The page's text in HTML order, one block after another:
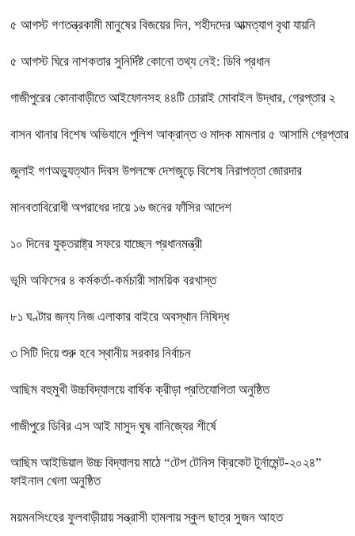
৫ আগস্ট গণতন্ত্রকামী মানুষের বিজয়ের দিন, শহীদদের আত্মত্যাগ বৃথা যায়নি
৫ আগস্ট ঘিরে নাশকতার সুনির্দিষ্ট কোনো তথ্য নেই: ডিবি প্রধান
গাজীপুরের কোনাবাড়ীতে আইফোনসহ ৪৪টি চোরাই মোবাইল উদ্ধার, গ্রেপ্তার ২
বাসন থানার বিশেষ অভিযানে পুলিশ আক্রান্ত ও মাদক মামলার ৫ আসামি গ্রেপ্তার
জুলাই গণঅভ্যুত্থান দিবস উপলক্ষে দেশজুড়ে বিশেষ নিরাপত্তা জোরদার
মানবতাবিরোধী অপরাধের দায়ে ১৬ জনের ফাঁসির আদেশ
১০ দিনের যুক্তরাষ্ট্র সফরে যাচ্ছেন প্রধানমন্ত্রী
ভূমি অফিসের ৪ কর্মকর্তা-কর্মচারী সাময়িক বরখাস্ত
৮১ ঘণ্টার জন্য নিজ এলাকার বাইরে অবস্থান নিষিদ্ধ
৩ সিটি দিয়ে শুরু হবে স্থানীয় সরকার নির্বাচন
আছিম বহুমুখী উচ্চবিদ্যালয়ে বার্ষিক ক্রীড়া প্রতিযোগিতা অনুষ্ঠিত
গাজীপুরে ডিবির এস আই মাসুদ ঘুষ বানিজ্যের শীর্ষে
আছিম আইডিয়াল উচ্চ বিদ্যালয় মাঠে “টেপ টেনিস ক্রিকেট টুর্নামেন্ট-২০২৪”
ফাইনাল খেলা অনুষ্ঠিত
ময়মনসিংহের ফুলবাড়ীয়ায় সন্ত্রাসী হামলায় স্কুল ছাত্র সুজন আহত